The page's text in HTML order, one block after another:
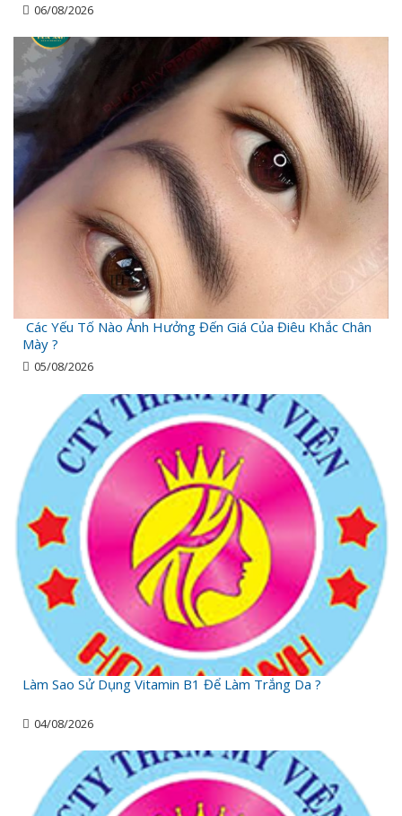
06/08/2026
Các Yếu Tố Nào Ảnh Hưởng Đến Giá Của Điêu Khắc Chân
Mày ?
05/08/2026
Làm Sao Sử Dụng Vitamin B1 Để Làm Trắng Da ?
04/08/2026